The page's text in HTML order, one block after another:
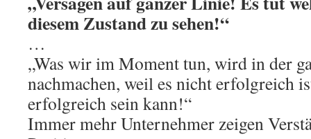
diesem Zustand zu sehen!“
…
„Was wir im Moment tun, wird in der
nachmachen, weil es nicht erfolgreich
erfolgreich sein kann!“
Immer mehr Unternehmer zeigen